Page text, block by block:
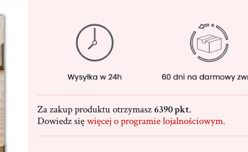
Za zakup produktu otrzymasz6390 pkt.
Dowiedz sięwięcej o programie lojalnościowym.